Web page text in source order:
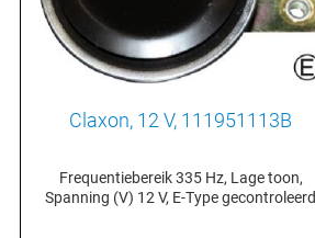
Claxon, 12 V, 111951113B
Frequentiebereik 335 Hz, Lage toon,
Spanning (V) 12 V, E-Type gecontroleerd